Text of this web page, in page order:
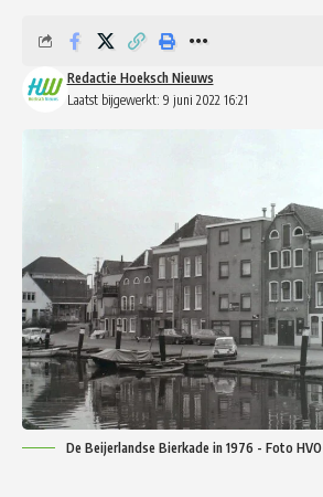
Laatst bijgewerkt: 9 juni 2022 16:21
Redactie Hoeksch Nieuws
De Beijerlandse Bierkade in 1976 - Foto HVO